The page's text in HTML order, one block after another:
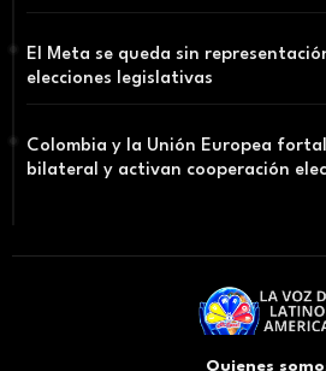
El Meta se queda sin
elecciones legislativas
Colombia y la Unión Europea
bilateral y activan cooperación
Quienes